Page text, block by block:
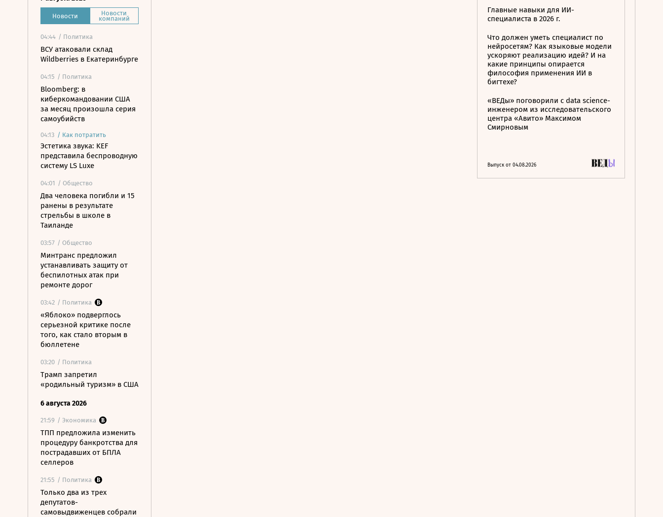
Новости Новости
компаний
04:44 / Политика
ВСУ атаковали склад
Wildberries в Екатеринбурге
04:15 / Политика
Bloomberg: в
киберкомандовании США
за месяц произошла серия
самоубийств
04:13 / Как потратить
Эстетика звука: KEF
представила беспроводную
систему LS Luxe
04:01 / Общество
Два человека погибли и 15
ранены в результате
стрельбы в школе в
Таиланде
03:57 / Общество
Минтранс предложил
устанавливать защиту от
беспилотных атак при
ремонте дорог
03:42 / Политика
«Яблоко» подверглось
серьезной критике после
того, как стало вторым в
бюллетене
03:20 / Политика
Трамп запретил
«родильный туризм» в США
6 августа 2026
21:59 / Экономика
ТПП предложила изменить
процедуру банкротства для
пострадавших от БПЛА
селлеров
21:55 / Политика
Только два из трех
депутатов-
самовыдвиженцев собрали
Главные навыки для ИИ-
специалиста в 2026 г.
Что должен уметь специалист по
нейросетям? Как языковые модели
ускоряют реализацию идей? И на
какие принципы опирается
философия применения ИИ в
бигтехе?
«ВЕДы» поговорили с data science-
инженером из исследовательского
центра «Авито» Максимом
Смирновым
Выпуск от 04.08.2026